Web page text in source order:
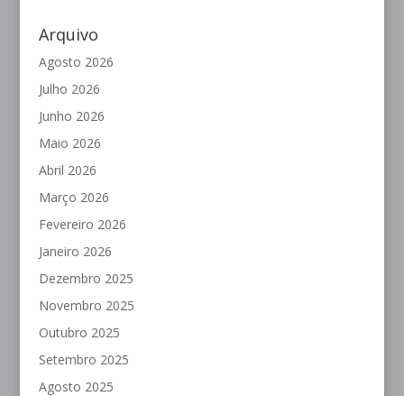
Arquivo
Agosto 2026
Julho 2026
Junho 2026
Maio 2026
Abril 2026
Março 2026
Fevereiro 2026
Janeiro 2026
Dezembro 2025
Novembro 2025
Outubro 2025
Setembro 2025
Agosto 2025